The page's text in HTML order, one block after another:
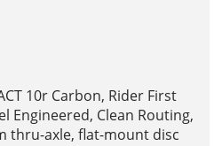
10r Carbon, Rider First
Engineered, Clean Routing,
thru-axle, flat-mount disc